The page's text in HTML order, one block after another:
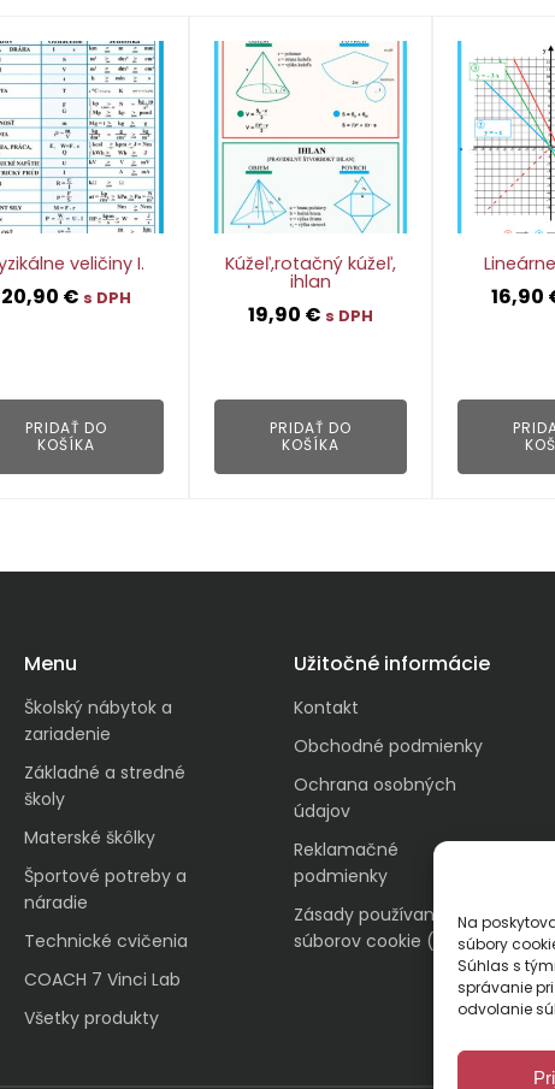
Na
súbory
Súhlas s
správanie
odvolanie
veličiny I.
20,90 € s DPH
PRIDAŤ DO
KOŠÍKA
Kúžeľ,rotačný kúžeľ,
ihlan
19,90 € s DPH
PRIDAŤ DO
KOŠÍKA
16,90
Menu
Školský nábytok a
zariadenie
Základné a stredné
školy
Materské škôlky
Športové potreby a
náradie
Technické cvičenia
COACH 7 Vinci Lab
Všetky produkty
Užitočné informácie
Kontakt
Obchodné podmienky
Ochrana osobných
údajov
Reklamačné
podmienky
Zásady používania
súborov cookie (EÚ)